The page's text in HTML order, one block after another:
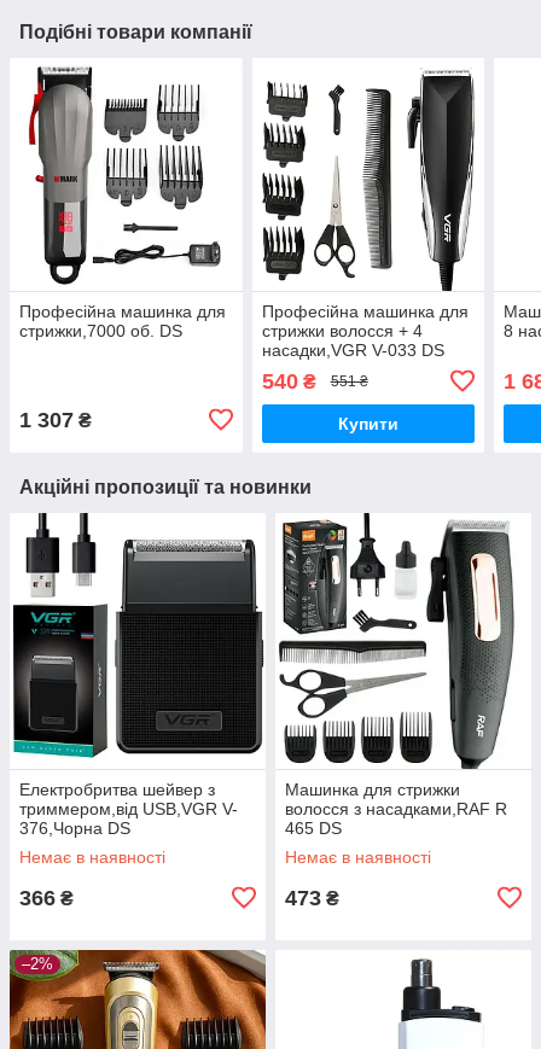
Подібні товари компанії
Професійна машинка для
стрижки,7000 об. DS
1 307 ₴
Професійна машинка для
стрижки волосся + 4
насадки,VGR V-033 DS
540₴ 551 ₴
Купити
8
1
Акційні пропозиції та новинки
Електробритва шейвер з
триммером,від USB,VGR V-
376,Чорна DS
Немає в наявності
366 ₴
Машинка для стрижки
волосся з насадками,RAF R
465 DS
Немає в наявності
473 ₴
–2%